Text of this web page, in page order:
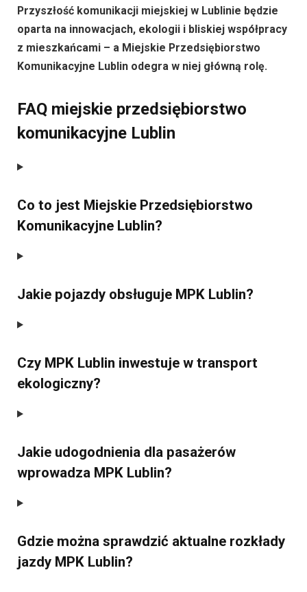
Przyszłość komunikacji miejskiej w Lublinie będzie
oparta na innowacjach, ekologii i bliskiej współpracy
z mieszkańcami – a Miejskie Przedsiębiorstwo
Komunikacyjne Lublin odegra w niej główną rolę.
FAQ miejskie przedsiębiorstwo
komunikacyjne Lublin
Co to jest Miejskie Przedsiębiorstwo
Komunikacyjne Lublin?
Jakie pojazdy obsługuje MPK Lublin?
Czy MPK Lublin inwestuje w transport
ekologiczny?
Jakie udogodnienia dla pasażerów
wprowadza MPK Lublin?
Gdzie można sprawdzić aktualne rozkłady
jazdy MPK Lublin?